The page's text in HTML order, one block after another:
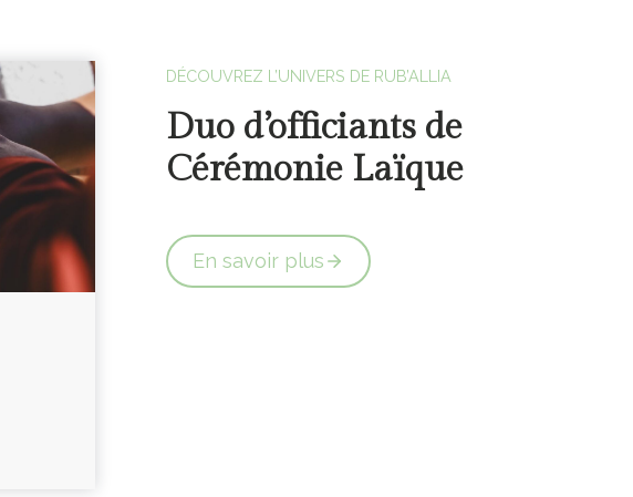
DÉCOUVREZ L’UNIVERS DE RUB’ALLIA
Duo d’officiants de
Cérémonie Laïque
En savoir plus